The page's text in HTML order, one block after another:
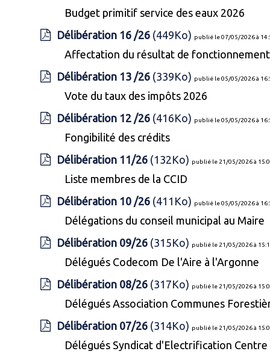
Budget primitif service des eaux 2026
Délibération 16 /26 (449Ko) publié le 07/05/2026 à
Affectation du résultat de fonctionnement
Délibération 13 /26 (339Ko) publié le 05/05/2026 à
Vote du taux des impôts 2026
Délibération 12 /26 (416Ko) publié le 05/05/2026 à
Fongibilité des crédits
Délibération 11/26 (132Ko) publié le 21/05/2026 à
Liste membres de la CCID
Délibération 10 /26 (411Ko) publié le 05/05/2026 à
Délégations du conseil municipal au Maire
Délibération 09/26 (315Ko) publié le 21/05/2026 à
Délégués Codecom De l'Aire à l'Argonne
Délibération 08/26 (317Ko) publié le 21/05/2026 à
Délégués Association Communes
Délibération 07/26 (314Ko) publié le 21/05/2026 à
Délégués Syndicat d'Electrification Centre